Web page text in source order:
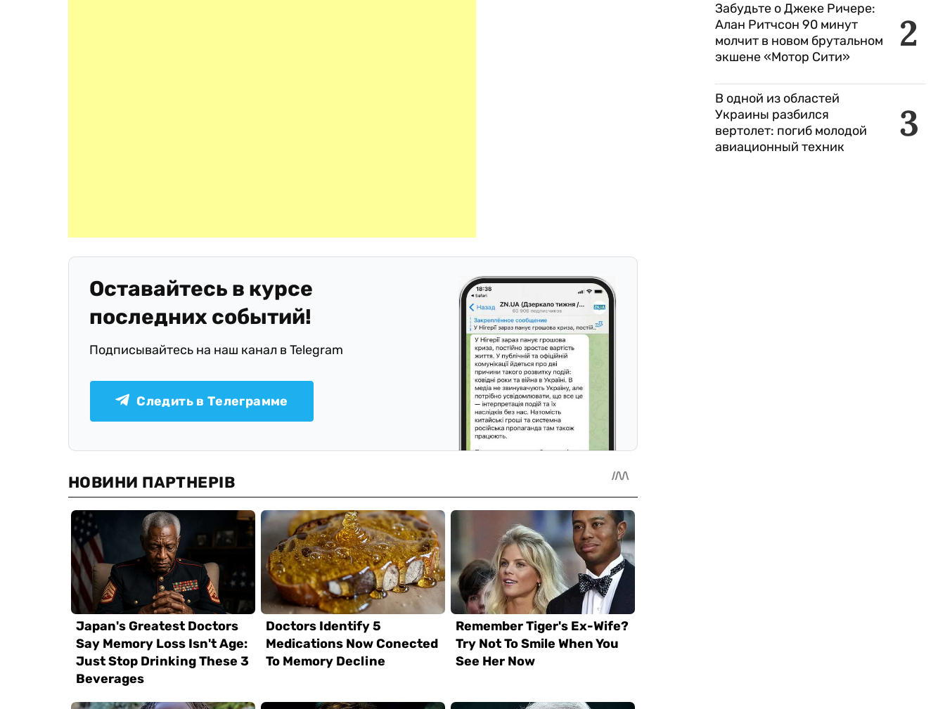
Оставайтесь в курсе
последних событий!
Подписывайтесь на наш канал в Telegram
Следить в Телеграмме
2
Забудьте о Джеке Ричере:
Алан Ритчсон 90 минут
молчит в новом брутальном
экшене «Мотор Сити»
3
В одной из областей
Украины разбился
вертолет: погиб молодой
авиационный техник